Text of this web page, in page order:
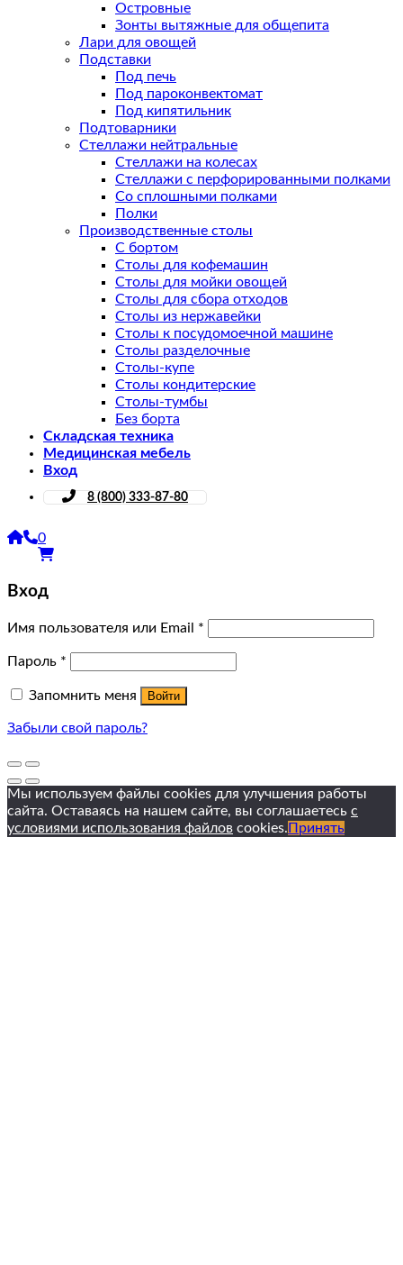
Островные
Зонты вытяжные для общепита
Лари для овощей
Подставки
Под печь
Под пароконвектомат
Под кипятильник
Подтоварники
Стеллажи нейтральные
Стеллажи на колесах
Стеллажи с перфорированными полками
Со сплошными полками
Полки
Производственные столы
С бортом
Столы для кофемашин
Столы для мойки овощей
Столы для сбора отходов
Столы из нержавейки
Столы к посудомоечной машине
Столы разделочные
Столы-купе
Столы кондитерские
Столы-тумбы
Без борта
Складская техника
Медицинская мебель
Вход
8 (800) 333-87-80
0
Вход
Имя пользователя или Email *
Пароль *
Запомнить меня Войти
Забыли свой пароль?
Мы используем файлы cookies для улучшения работы
сайта. Оставаясь на нашем сайте, вы соглашаетесь с
условиями использования файлов cookies. Принять